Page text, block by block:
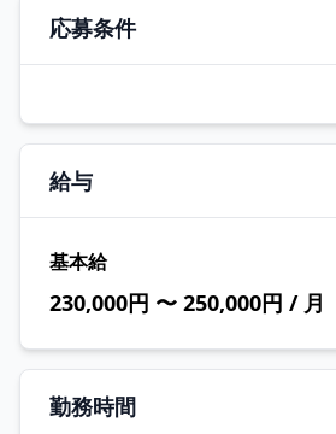
応募条件
給与
基本給
230,000円 〜 250,000円 / 月
勤務時間